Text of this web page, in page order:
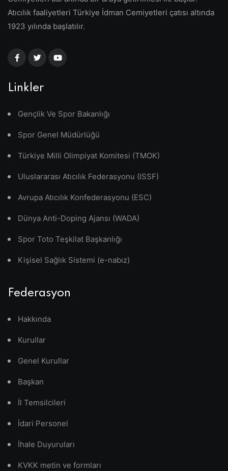
Atıcılık faaliyetleri Türkiye İdman Cemiyetleri çatısı altında
1923 yılında başlatılır.
Linkler
Gençlik Ve Spor Bakanlığı
Spor Genel Müdürlüğü
Türkiye Milli Olimpiyat Komitesi (TMOK)
Uluslararası Atıcılık Federasyonu (ISSF)
Avrupa Atıcılık Konfederasyonu (ESC)
Dünya Anti-Doping Ajansı (WADA)
Spor Toto Teşkilat Başkanlığı
Kişisel Sağlık Sistemi (e-nabız)
Federasyon
Hakkında
Kurullar
Genel Kurullar
Başkan
İl Temsilcileri
İdari Personel
İhale Duyuruları
KVKK metin ve formları